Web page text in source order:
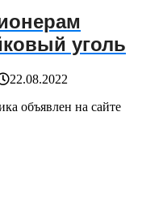
уголь
22.08.2022
объявлен на сайте